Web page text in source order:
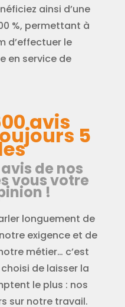
ainsi d’une
%, permettant à
d’effectuer le
en service de
avis
5
de nos
vous votre
!
longuement de
exigence et de
métier… c’est
de laisser la
le plus : nos
sur notre travail.